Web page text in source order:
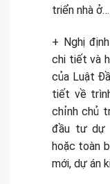
triển nhà ở…
+ Nghị
chi tiết và
của Luật
tiết về
chỉnh chủ
đầu tư dự
hoặc toàn
mới, dự án